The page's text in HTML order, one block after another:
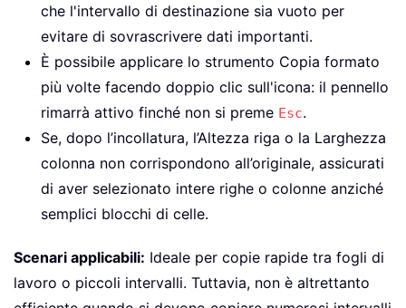
che l'intervallo di destinazione sia vuoto per
evitare di sovrascrivere dati importanti.
È possibile applicare lo strumento Copia formato
più volte facendo doppio clic sull'icona: il pennello
rimarrà attivo finché non si preme Esc.
Se, dopo l’incollatura, l’Altezza riga o la Larghezza
colonna non corrispondono all’originale, assicurati
di aver selezionato intere righe o colonne anziché
semplici blocchi di celle.
Scenari applicabili: Ideale per copie rapide tra fogli di
lavoro o piccoli intervalli. Tuttavia, non è altrettanto